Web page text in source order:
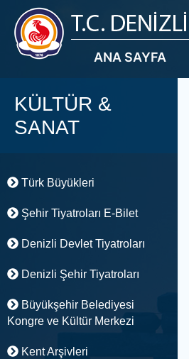
ANA SAYFA
KÜLTÜR &
SANAT
Türk Büyükleri
Şehir Tiyatroları E-Bilet
Denizli Devlet Tiyatroları
Denizli Şehir Tiyatroları
Büyükşehir Belediyesi
Kongre ve Kültür Merkezi
Kent Arşivleri